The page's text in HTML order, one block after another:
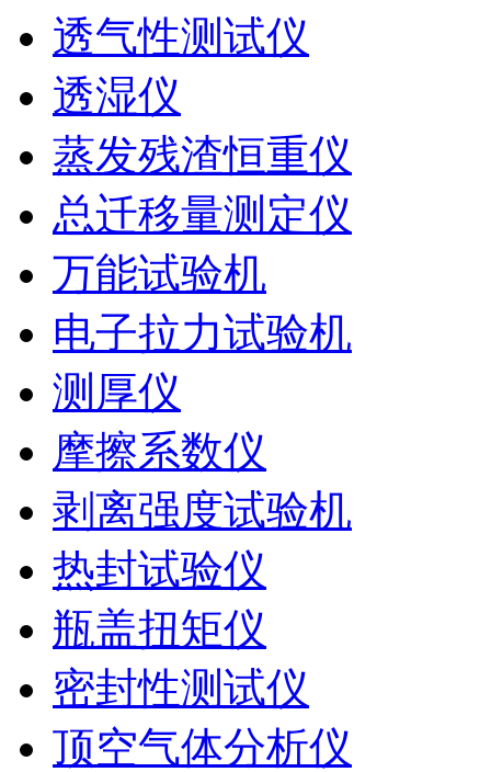
透气性测试仪
透湿仪
蒸发残渣恒重仪
总迁移量测定仪
万能试验机
电子拉力试验机
测厚仪
摩擦系数仪
剥离强度试验机
热封试验仪
瓶盖扭矩仪
密封性测试仪
顶空气体分析仪